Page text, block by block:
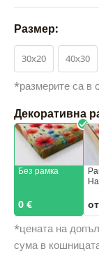
Размер:
30x20 40x30
*размерите са в
Декоративна
Без рамка
0 €
*цената на
сума в